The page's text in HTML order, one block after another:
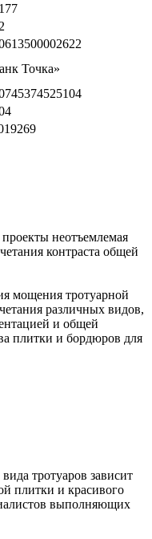
Точка»
неотъемлемая
контраста общей
мощения тротуарной
различных видов,
и общей
плитки и бордюров для
тротуаров зависит
плитки и красивого
выполняющих